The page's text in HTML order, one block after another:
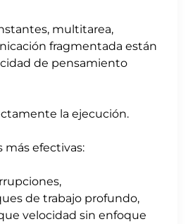
multitarea,
fragmentada están
de pensamiento
la ejecución.
más efectivas:
de trabajo profundo,
velocidad sin enfoque